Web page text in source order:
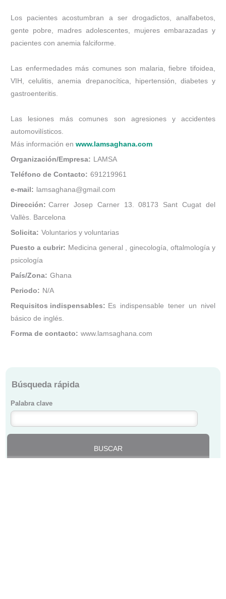
Los pacientes acostumbran a ser drogadictos, analfabetos,
gente pobre, madres adolescentes, mujeres embarazadas y
pacientes con anemia falciforme.
Las enfermedades más comunes son malaria, fiebre tifoidea,
VIH, celulitis, anemia drepanocítica, hipertensión, diabetes y
gastroenteritis.
Las lesiones más comunes son agresiones y accidentes
automovilísticos.
Más información enwww.lamsaghana.com
Organización/Empresa: LAMSA
Teléfono de Contacto: 691219961
e-mail: lamsaghana@gmail.com
Dirección: Carrer Josep Carner 13. 08173 Sant Cugat del
Vallès. Barcelona
Solicita: Voluntarios y voluntarias
Puesto a cubrir: Medicina general , ginecología, oftalmología y
psicología
País/Zona: Ghana
Periodo: N/A
Requisitos indispensables: Es indispensable tener un nivel
básico de inglés.
Forma de contacto: www.lamsaghana.com
Búsqueda rápida
Palabra clave